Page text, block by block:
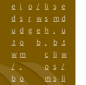
e
d
u
.t
w
/
b
i
s
d
o
m
.
o
o
r
g
/
w
e
b
li
s
h
.
c
o
m
s
m
.
b
li
s
s
e
d
u
.t
w
/
li